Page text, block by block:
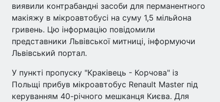
виявили контрабандні засоби для перманентного
макіяжу в мікроавтобусі на суму 1,5 мільйона
гривень. Цю інформацію повідомили
представники Львівської митниці, інформуючи
Львівський портал.
У пункті пропуску "Краківець - Корчова" із
Польщі прибув мікроавтобус Renault Master під
керуванням 40-річного мешканця Києва. Для